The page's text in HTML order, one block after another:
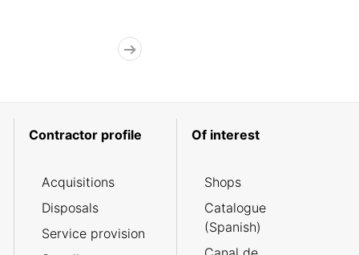
Contractor profile
Acquisitions
Disposals
Service provision
Of interest
Shops
Catalogue
(Spanish)